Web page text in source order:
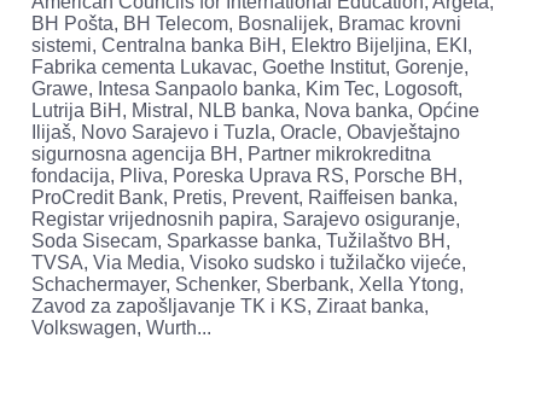
BH Pošta, BH Telecom, Bosnalijek, Bramac krovni
sistemi, Centralna banka BiH, Elektro Bijeljina, EKI,
Fabrika cementa Lukavac, Goethe Institut, Gorenje,
Grawe, Intesa Sanpaolo banka, Kim Tec, Logosoft,
Lutrija BiH, Mistral, NLB banka, Nova banka, Općine
Ilijaš, Novo Sarajevo i Tuzla, Oracle, Obavještajno
sigurnosna agencija BH, Partner mikrokreditna
fondacija, Pliva, Poreska Uprava RS, Porsche BH,
ProCredit Bank, Pretis, Prevent, Raiffeisen banka,
Registar vrijednosnih papira, Sarajevo osiguranje,
Soda Sisecam, Sparkasse banka, Tužilaštvo BH,
TVSA, Via Media, Visoko sudsko i tužilačko vijeće,
Schachermayer, Schenker, Sberbank, Xella Ytong,
Zavod za zapošljavanje TK i KS, Ziraat banka,
Volkswagen, Wurth...